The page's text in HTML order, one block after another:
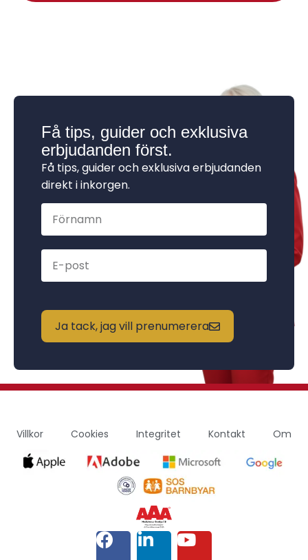
Få tips, guider och exklusiva
erbjudanden först.
Få tips, guider och exklusiva erbjudanden
direkt i inkorgen.
Ja tack, jag vill prenumerera
Villkor Cookies Integritet Kontakt Om